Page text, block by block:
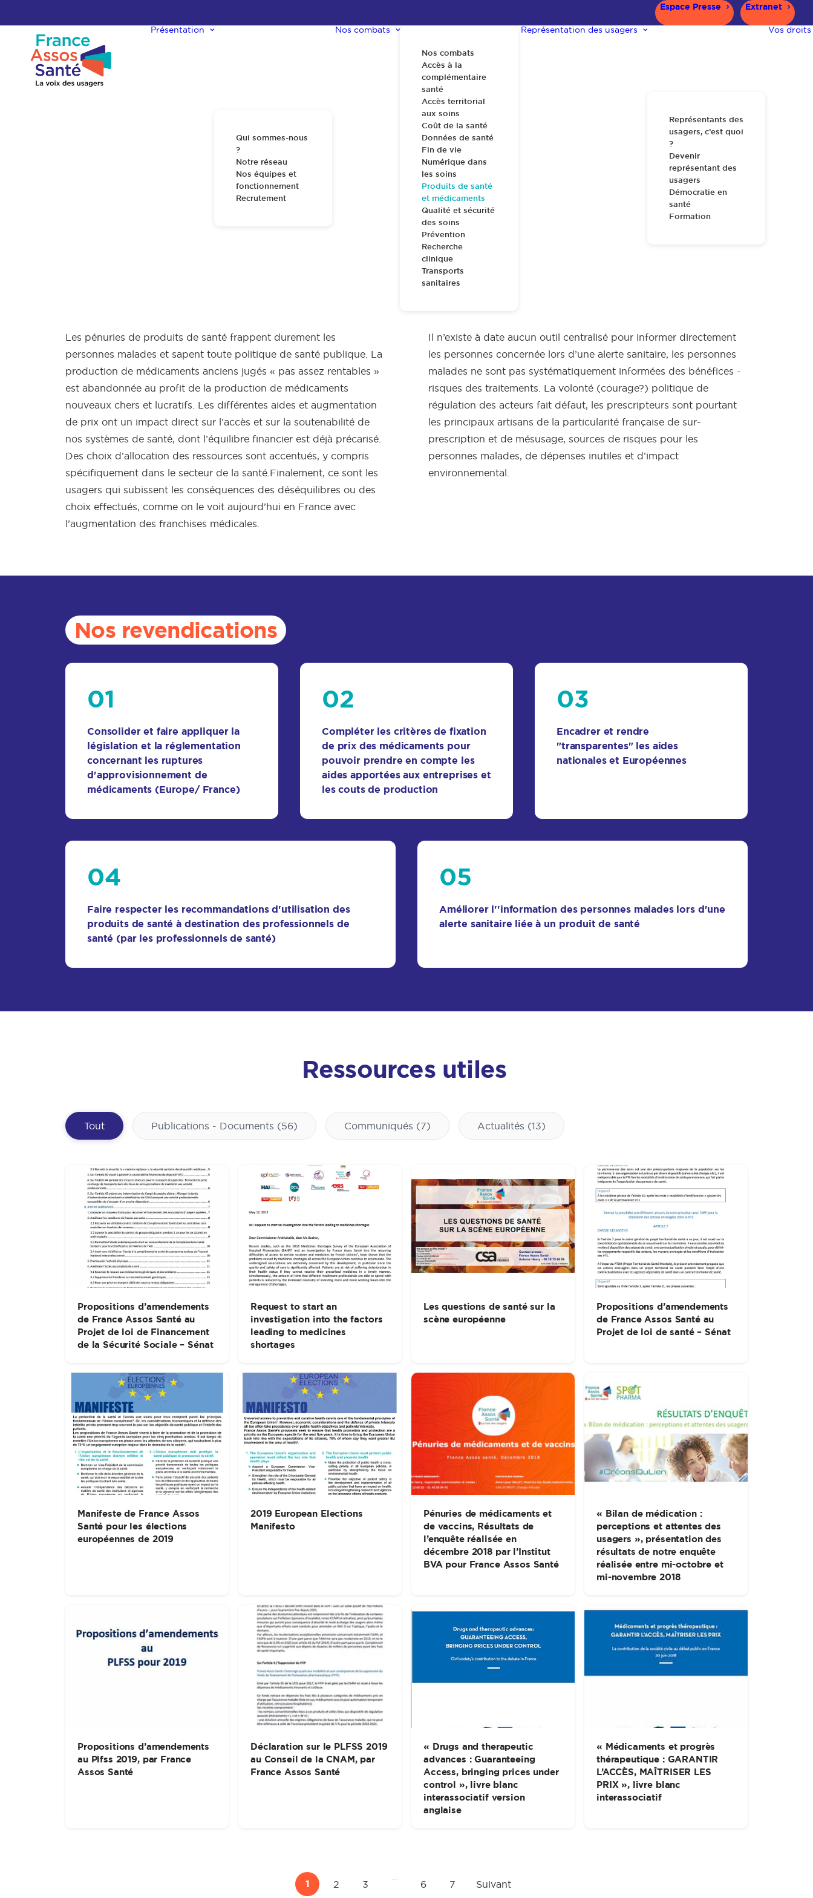
Espace Presse Extranet
Présentation
Qui sommes-nous
?
Notre réseau
Nos équipes et
fonctionnement
Recrutement
Nos combats
Nos combats
Accès à la
complémentaire
santé
Accès territorial
aux soins
Coût de la santé
Données de santé
Fin de vie
Numérique dans
les soins
Produits de santé
et médicaments
Qualité et sécurité
des soins
Prévention
Recherche
clinique
Transports
sanitaires
Représentation des usagers
Représentants des
usagers, c’est quoi
?
Devenir
représentant des
usagers
Démocratie en
santé
Formation
Vos droits
Produits de santé et médicaments
Les pénuries de produits de santé frappent durement les
personnes malades et sapent toute politique de santé publique. La
production de médicaments anciens jugés « pas assez rentables »
est abandonnée au profit de la production de médicaments
nouveaux chers et lucratifs. Les différentes aides et augmentation
de prix ont un impact direct sur l’accès et sur la soutenabilité de
nos systèmes de santé, dont l’équilibre financier est déjà précarisé.
Des choix d’allocation des ressources sont accentués, y compris
spécifiquement dans le secteur de la santé.Finalement, ce sont les
usagers qui subissent les conséquences des déséquilibres ou des
choix effectués, comme on le voit aujourd’hui en France avec
l’augmentation des franchises médicales.
Il n’existe à date aucun outil centralisé pour informer directement
les personnes concernée lors d’une alerte sanitaire, les personnes
malades ne sont pas systématiquement informées des bénéfices -
risques des traitements. La volonté (courage?) politique de
régulation des acteurs fait défaut, les prescripteurs sont pourtant
les principaux artisans de la particularité française de sur-
prescription et de mésusage, sources de risques pour les
personnes malades, de dépenses inutiles et d’impact
environnemental.
Nos revendications
01
Consolider et faire appliquer la
législation et la réglementation
concernant les ruptures
d'approvisionnement de
médicaments (Europe/ France)
02
Compléter les critères de fixation
de prix des médicaments pour
pouvoir prendre en compte les
aides apportées aux entreprises et
les couts de production
03
Encadrer et rendre
"transparentes" les aides
nationales et Européennes
04
Faire respecter les recommandations d'utilisation des
produits de santé à destination des professionnels de
santé (par les professionnels de santé)
05
Améliorer l''information des personnes malades lors d'une
alerte sanitaire liée à un produit de santé
Ressources utiles
Boutons Combats
Tout Publications - Documents (56) Communiqués (7) Actualités (13)
Propositions d’amendements
de France Assos Santé au
Projet de loi de Financement
de la Sécurité Sociale – Sénat
Request to start an
investigation into the factors
leading to medicines
shortages
Les questions de santé sur la
scène européenne
Propositions d’amendements
de France Assos Santé au
Projet de loi de santé – Sénat
Manifeste de France Assos
Santé pour les élections
européennes de 2019
2019 European Elections
Manifesto
Pénuries de médicaments et
de vaccins, Résultats de
l’enquête réalisée en
décembre 2018 par l’Institut
BVA pour France Assos Santé
« Bilan de médication :
perceptions et attentes des
usagers », présentation des
résultats de notre enquête
réalisée entre mi-octobre et
mi-novembre 2018
Propositions d’amendements
au Plfss 2019, par France
Assos Santé
Déclaration sur le PLFSS 2019
au Conseil de la CNAM, par
France Assos Santé
« Drugs and therapeutic
advances : Guaranteeing
Access, bringing prices under
control », livre blanc
interassociatif version
anglaise
« Médicaments et progrès
thérapeutique : GARANTIR
L’ACCÈS, MAÎTRISER LES
PRIX », livre blanc
interassociatif
1 2 3 6 7 Suivant